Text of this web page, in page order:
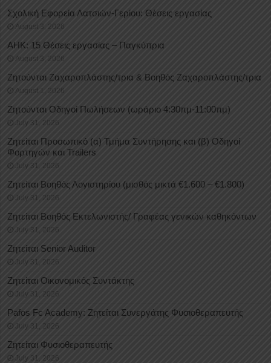
Σχολική Εφορεία Λατσιών-Γερίου: Θέσεις εργασίας
August 3, 2026
ΑΗΚ: 15 Θέσεις εργασίας – Παγκύπρια
August 3, 2026
Ζητούνται Ζαχαροπλάστης/τρια & Βοηθός Ζαχαροπλάστης/τρια
August 1, 2026
Ζητούνται Οδηγοί Πωλήσεων (ωράριο 4:30πμ-11:00πμ)
July 31, 2026
Ζητείται Προσωπικό (α) Τμήμα Συντήρησης και (β) Οδηγοί
Φορτηγών και Trailers
July 31, 2026
Ζητείται Βοηθός Λογιστηρίου (μισθός μικτά €1.600 – €1.800)
July 31, 2026
Ζητείται Βοηθός Εκτελωνιστής/ Γραφέας γενικών καθηκόντων
July 31, 2026
Ζητείται Senior Auditor
July 31, 2026
Ζητείται Οικονομικός Συντάκτης
July 31, 2026
Pafos Fc Academy: Ζητείται Συνεργάτης Φυσιοθεραπευτής
July 31, 2026
Ζητείται Φυσιοθεραπευτής
July 31, 2026